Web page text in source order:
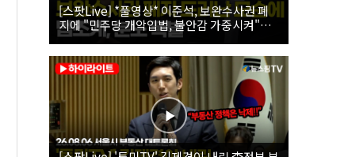
[스팟Live] *풀영상* 이준석, 보완수사권 폐
지에 "민주당 개악입법, 불안감 가중시켜"｜
26.08.06 개혁신당 보완수사권 폐지 토론회